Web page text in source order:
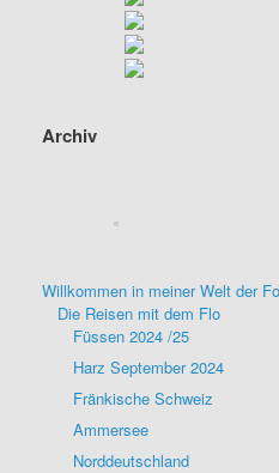
Archiv
Willkommen in meiner Welt der
Die Reisen mit dem Flo
Füssen 2024 /25
Harz September 2024
Fränkische Schweiz
Ammersee
Norddeutschland